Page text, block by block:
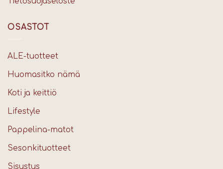
OSASTOT
ALE-tuotteet
Huomasitko nämä
Koti ja keittiö
Lifestyle
Pappelina-matot
Sesonkituotteet
Sisustus